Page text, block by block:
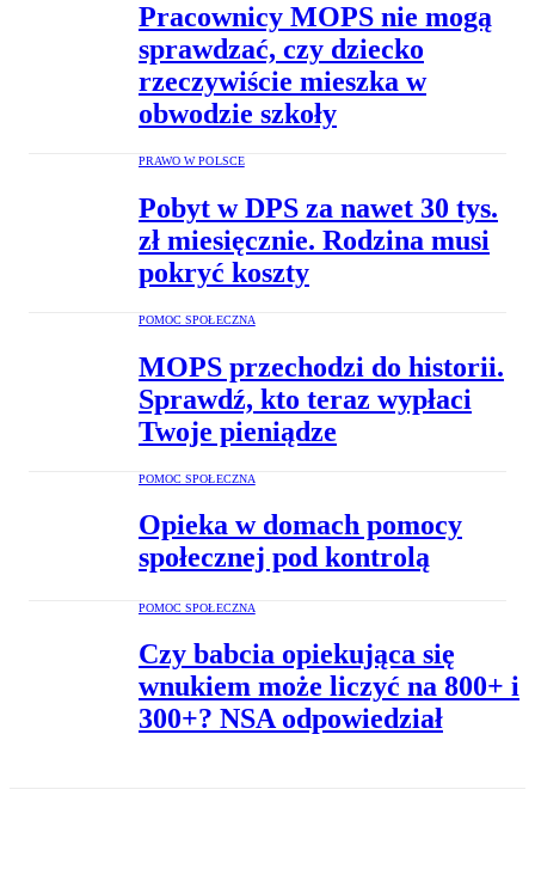
Pracownicy MOPS nie mogą
sprawdzać, czy dziecko
rzeczywiście mieszka w
obwodzie szkoły
PRAWO W POLSCE
Pobyt w DPS za nawet 30 tys.
zł miesięcznie. Rodzina musi
pokryć koszty
POMOC SPOŁECZNA
MOPS przechodzi do historii.
Sprawdź, kto teraz wypłaci
Twoje pieniądze
POMOC SPOŁECZNA
Opieka w domach pomocy
społecznej pod kontrolą
POMOC SPOŁECZNA
Czy babcia opiekująca się
wnukiem może liczyć na 800+ i
300+? NSA odpowiedział